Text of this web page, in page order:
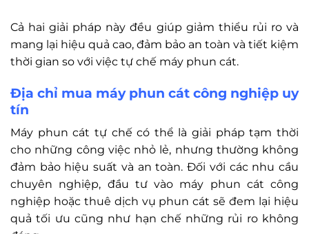
Cả hai giải pháp này đều giúp giảm thiểu rủi ro và
mang lại hiệu quả cao, đảm bảo an toàn và tiết kiệm
thời gian so với việc tự chế máy phun cát.
Địa chỉ mua máy phun cát công nghiệp uy
tín
Máy phun cát tự chế có thể là giải pháp tạm thời
cho những công việc nhỏ lẻ, nhưng thường không
đảm bảo hiệu suất và an toàn. Đối với các nhu cầu
chuyên nghiệp, đầu tư vào máy phun cát công
nghiệp hoặc thuê dịch vụ phun cát sẽ đem lại hiệu
quả tối ưu cũng như hạn chế những rủi ro không